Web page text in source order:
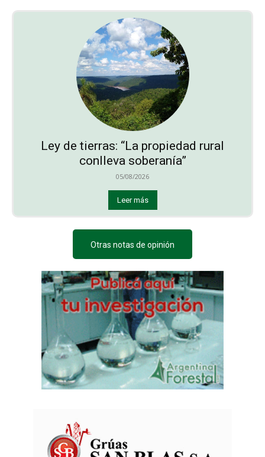
Ley de tierras: “La propiedad rural
conlleva soberanía”
05/08/2026
Leer más
Otras notas de opinión